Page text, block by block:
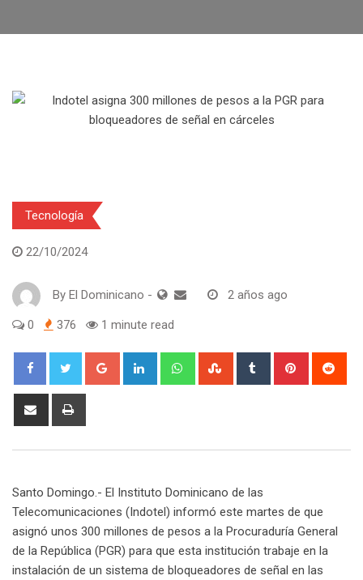
Tecnología
22/10/2024
By El Dominicano - 2 años ago
0 376 1 minute read
Google+ LinkedIn WhatsappStumbleUpon
Tumblr Pinterest
Share
Santo Domingo.- El Instituto Dominicano de las
Telecomunicaciones (Indotel) informó este martes de que
asignó unos 300 millones de pesos a la Procuraduría General
de la República (PGR) para que esta institución trabaje en la
instalación de un sistema de bloqueadores de señal en las